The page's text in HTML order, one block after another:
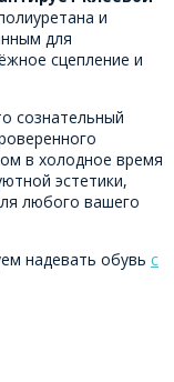
и
для
сцепление и
сознательный
в холодное время
эстетики,
любого вашего
надевать обувь с